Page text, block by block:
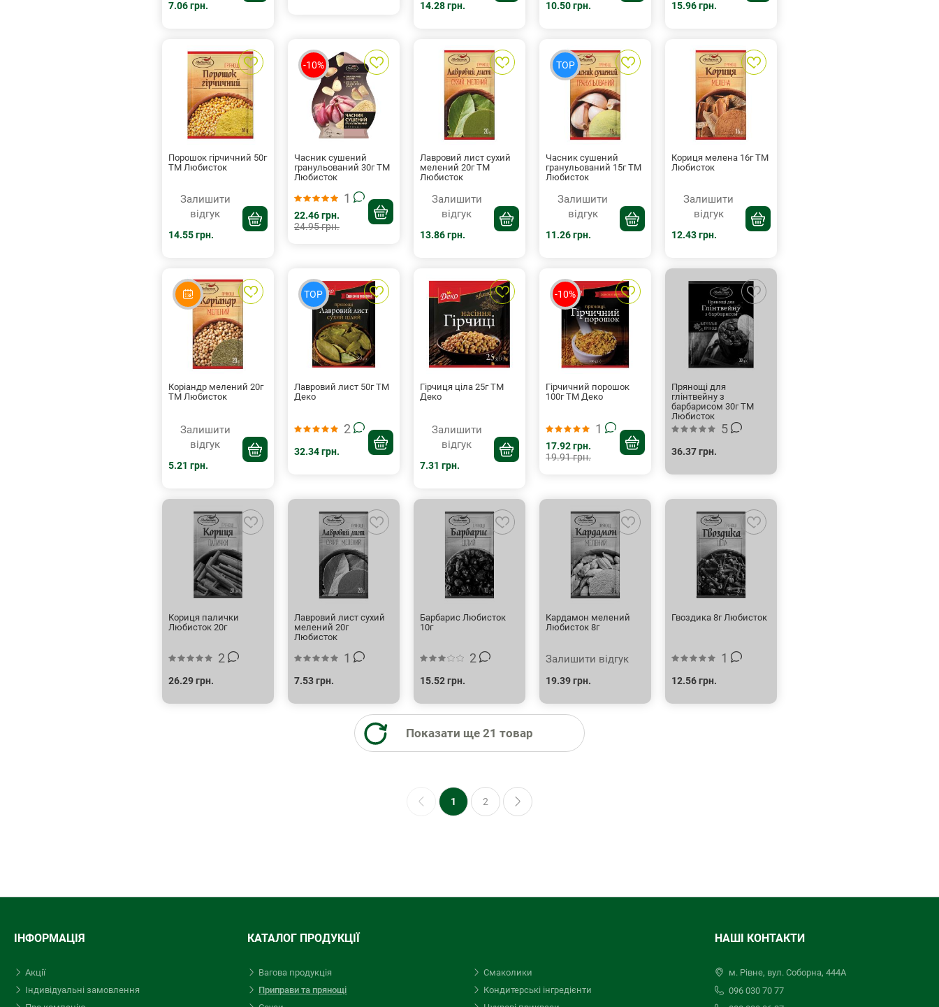
7.06 грн. 14.28 грн. 10.50 грн. 15.96 грн.
Порошок гірчичний 50г
ТМ Любисток
Залишити
відгук
14.55 грн.
-10%
Часник сушений
гранульований 30г ТМ
Любисток
1
22.46 грн.
24.95 грн.
Лавровий лист сухий
мелений 20г ТМ
Любисток
Залишити
відгук
13.86 грн.
TOP
Часник сушений
гранульований 15г ТМ
Любисток
Залишити
відгук
11.26 грн.
Кориця мелена 16г ТМ
Любисток
Залишити
відгук
12.43 грн.
Коріандр мелений 20г
ТМ Любисток
Залишити
відгук
5.21 грн.
TOP
Лавровий лист 50г ТМ
Деко
2
32.34 грн.
Гірчиця ціла 25г ТМ
Деко
Залишити
відгук
7.31 грн.
-10%
Гірчичний порошок
100г ТМ Деко
1
17.92 грн.
19.91 грн.
Прянощі для
глінтвейну з
барбарисом 30г ТМ
Любисток
5
36.37 грн.
Кориця палички
Любисток 20г
2
26.29 грн.
Лавровий лист сухий
мелений 20г
Любисток
1
7.53 грн.
Барбарис Любисток
10г
2
15.52 грн.
Кардамон мелений
Любисток 8г
Залишити відгук
19.39 грн.
Гвоздика 8г Любисток
1
12.56 грн.
Показати ще 21 товар
1 2
ІНФОРМАЦІЯ
Акції
Індивідуальні замовлення
КАТАЛОГ ПРОДУКЦІЇ
Вагова продукція
Приправи та прянощі
Смаколики
Кондитерські iнгредієнти
НАШІ КОНТАКТИ
м. Рівне, вул. Соборна, 444А
096 030 70 77